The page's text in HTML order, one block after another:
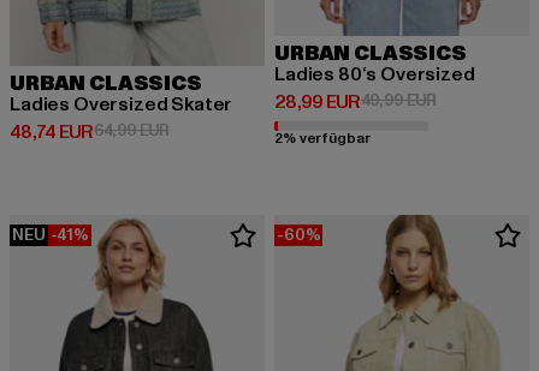
URBAN CLASSICS
Ladies Oversized Skater
48,74 EUR
Derzeitiger Preis: 48,74 EUR
64,99 EURAktionspreis: 64,99 EUR
URBAN CLASSICS
Ladies 80‘s Oversized
28,99 EUR
Derzeitiger Preis: 28,99 EUR
49,99 EURAktionspreis:
2% verfügbar
NEU -41% -60%